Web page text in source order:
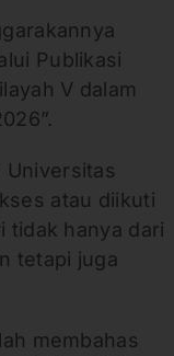
Publikasi
V dalam
Universitas
atau diikuti
tidak hanya dari
tetapi juga
membahas